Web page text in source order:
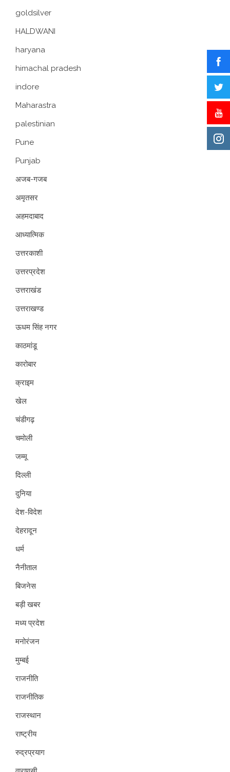
goldsilver
HALDWANI
haryana
himachal pradesh
indore
Maharastra
palestinian
Pune
Punjab
अजब-गजब
अमृतसर
अहमदाबाद
आध्यात्मिक
उत्तरकाशी
उत्तरप्रदेश
उत्तराखंड
उत्तराखण्ड
ऊधम सिंह नगर
काठमांडू
कारोबार
क्राइम
खेल
चंडीगढ़
चमोली
जम्मू
दिल्ली
दुनिया
देश-विदेश
देहरादून
धर्म
नैनीताल
बिजनेस
बड़ी खबर
मध्य प्रदेश
मनोरंजन
मुम्बई
राजनीति
राजनीतिक
राजस्थान
राष्ट्रीय
रुद्रप्रयाग